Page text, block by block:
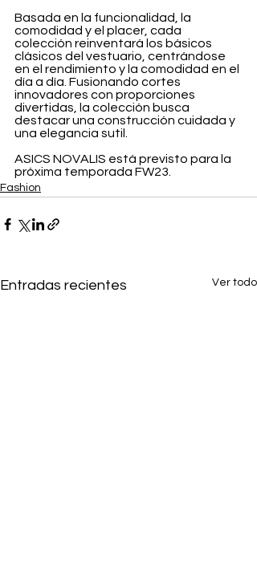
Basada en la funcionalidad, la
comodidad y el placer, cada
colección reinventará los básicos
clásicos del vestuario, centrándose
en el rendimiento y la comodidad en el
día a día. Fusionando cortes
innovadores con proporciones
divertidas, la colección busca
destacar una construcción cuidada y
una elegancia sutil.
ASICS NOVALIS está previsto para la
próxima temporada FW23.
Fashion
Entradas recientes Ver todo